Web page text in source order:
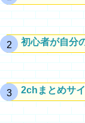
初心者が自分
2chまとめサ